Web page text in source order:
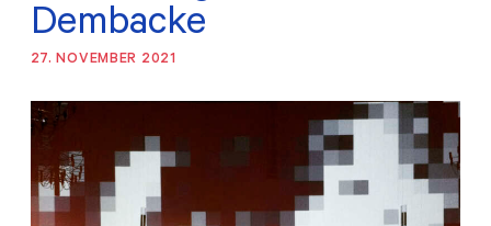
INTERESSEPOLITISK ARBEID
TJENESTER
PROSJEKTER
Dembacke
27. NOVEMBER 2021